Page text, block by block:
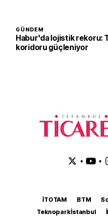
GÜNDEM
Habur'da lojistik rekoru:
koridoru güçleniyor
• •
İTOTAM BTM
Teknopark İstanbul